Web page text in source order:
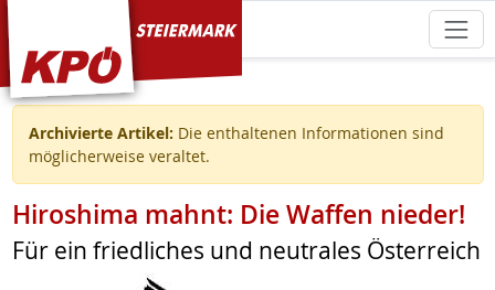
KPÖ Steiermark
Archivierte Artikel: Die enthaltenen Informationen sind
möglicherweise veraltet.
Hiroshima mahnt: Die Waffen nieder!
Für ein friedliches und neutrales Österreich